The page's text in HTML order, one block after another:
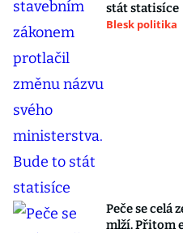
stát statisíce
Blesk politika
Peče se celá
mlží. Přitom